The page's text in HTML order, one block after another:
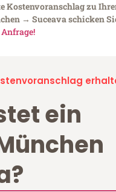
Kostenvoranschlag zu
→ Suceava schicken
ein